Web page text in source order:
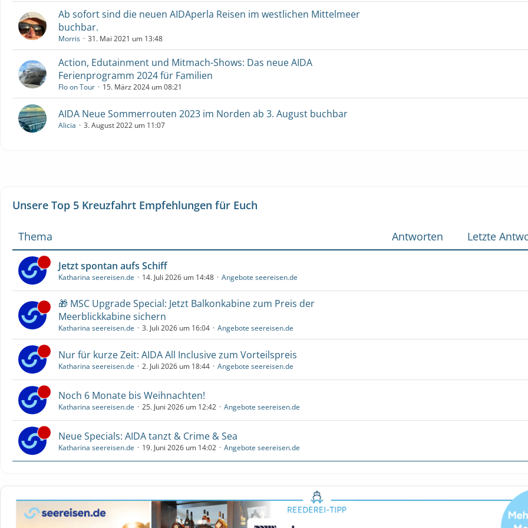
Ab sofort sind die neuen AIDAperla Reisen im westlichen Mittelmeer
buchbar.
Morris 31. Mai 2021 um 13:48
Action, Edutainment und Mitmach-Shows: Das neue AIDA
Ferienprogramm 2024 für Familien
Flo on Tour 15. März 2024 um 08:21
AIDA Neue Sommerrouten 2023 im Norden ab 3. August buchbar
Alicia 3. August 2022 um 11:07
Unsere Top 5 Kreuzfahrt Empfehlungen für Euch
Thema Antworten Letzte
Jetzt spontan aufs Schiff
Katharina seereisen.de 14. Juli 2026 um 14:48 Angebote seereisen.de
🎁 MSC Upgrade Special: Jetzt Balkonkabine zum Preis der
Meerblickkabine sichern
Katharina seereisen.de 3. Juli 2026 um 16:04 Angebote seereisen.de
Nur für kurze Zeit: AIDA All Inclusive zum Vorteilspreis
Katharina seereisen.de 2. Juli 2026 um 18:44 Angebote seereisen.de
Noch 6 Monate bis Weihnachten!
Katharina seereisen.de 25. Juni 2026 um 12:42 Angebote seereisen.de
Neue Specials: AIDA tanzt & Crime & Sea
Katharina seereisen.de 19. Juni 2026 um 14:02 Angebote seereisen.de